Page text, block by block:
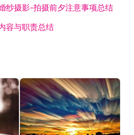
纱摄影-拍摄前夕注意事项总结
容与职责总结